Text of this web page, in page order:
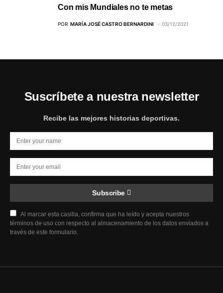
Con mis Mundiales no te metas
POR MARÍA JOSÉ CASTRO BERNARDINI 03/12/2021
Suscríbete a nuestra newsletter
Recibe las mejores historias deportivas.
Subscribe
Al marcar esta casilla, confirma que ha leído y acepta nuestros
términos de uso con respecto al almacenamiento de los datos enviados a
través de este formulario.